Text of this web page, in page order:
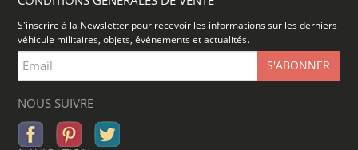
S'inscrire à la Newsletter pour recevoir les informations sur les derniers
véhicule militaires, objets, événements et actualités.
NOUS SUIVRE